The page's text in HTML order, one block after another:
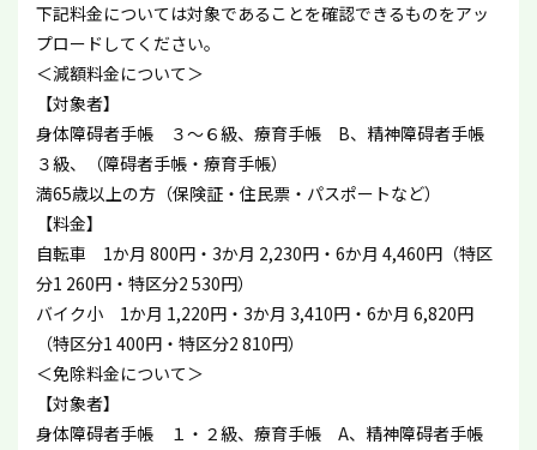
下記料金については対象であることを確認できるものをアッ
プロードしてください。
＜減額料金について＞
【対象者】
身体障碍者手帳 ３〜６級、療育手帳 B、精神障碍者手帳
３級、（障碍者手帳・療育手帳）
満65歳以上の方（保険証・住民票・パスポートなど）
【料金】
自転車 1か月 800円・3か月 2,230円・6か月 4,460円（特区
分1 260円・特区分2 530円）
バイク小 1か月 1,220円・3か月 3,410円・6か月 6,820円
（特区分1 400円・特区分2 810円）
＜免除料金について＞
【対象者】
身体障碍者手帳 １・２級、療育手帳 A、精神障碍者手帳